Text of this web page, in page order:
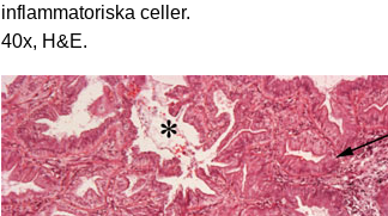
inflammatoriska celler.
40x, H&E.